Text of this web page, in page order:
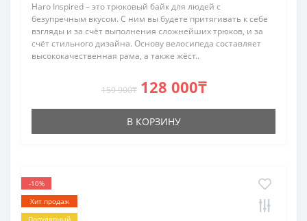
Haro Inspired – это трюковый байк для людей с
безупречным вкусом. С ним вы будете притягивать к себе
взгляды и за счёт выполнения сложнейших трюков, и за
счёт стильного дизайна. Основу велосипеда составляет
высококачественная рама, а также жёст..
159 900₸ 128 000₸
В КОРЗИНУ
-10%
Хит продаж